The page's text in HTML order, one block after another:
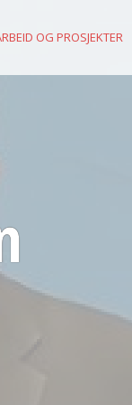
OG PROSJEKTER